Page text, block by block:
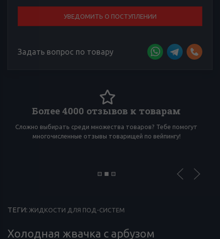
УВЕДОМИТЬ О ПОСТУПЛЕНИИ
Задать вопрос по товару
Более 4000 отзывов к товарам
Сложно выбирать среди множества товаров? Тебе помогут
многочисленные отзывы товарищей по вейпингу!
ТЕГИ: ЖИДКОСТИ ДЛЯ ПОД-СИСТЕМ
Холодная жвачка с арбузом